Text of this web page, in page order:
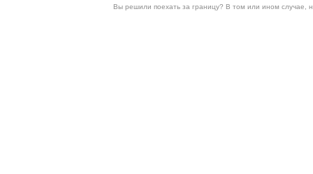
Вы решили поехать за границу? В том или ином случае,